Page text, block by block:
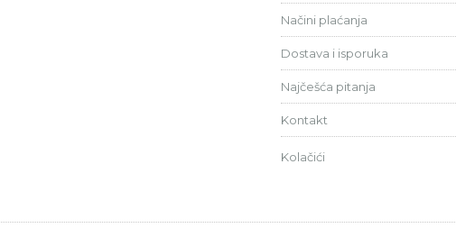
Načini plaćanja
Dostava i isporuka
Najčešća pitanja
Kontakt
Kolačići